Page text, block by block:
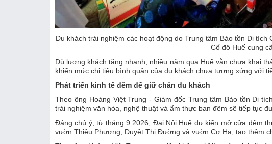
Du khách trải nghiệm các hoạt động do Trung tâm Bảo tồn Di
Cố đô Huế cung
Dù lượng khách tăng nhanh, nhiều năm qua Huế vẫn chưa khai
khiến mức chi tiêu bình quân của du khách chưa tương xứng với
Phát triển kinh tế đêm để giữ chân du khách
Theo ông Hoàng Việt Trung - Giám đốc Trung tâm Bảo tồn Di
trải nghiệm văn hóa, nghệ thuật và ẩm thực ban đêm sẽ tiếp tục
Đáng chú ý, từ tháng 9.2026, Đại Nội Huế dự kiến mở cửa đêm
vườn Thiệu Phương, Duyệt Thị Đường và vườn Cơ Hạ, tạo thêm